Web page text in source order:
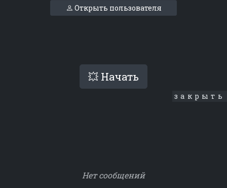
Открыть пользователя
💥 Начать
закрыть
Нет сообщений